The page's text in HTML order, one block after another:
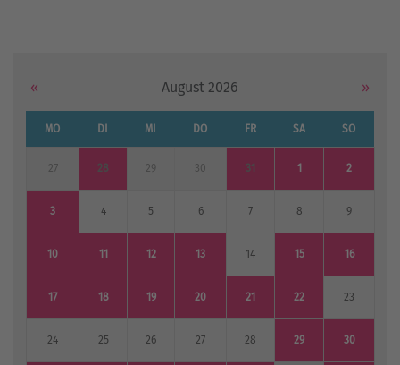
« August 2026 »
MO DI MI DO FR SA SO
27 28 29 30 31 1 2
3 4 5 6 7 8 9
10 11 12 13 14 15 16
17 18 19 20 21 22 23
24 25 26 27 28 29 30